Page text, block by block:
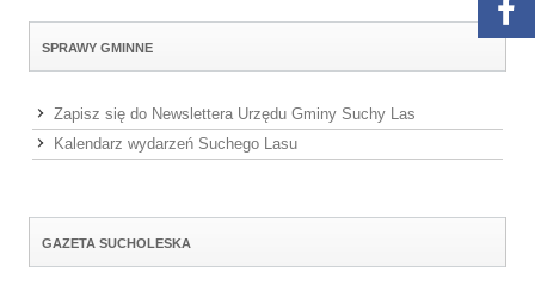
SPRAWY GMINNE
Zapisz się do Newslettera Urzędu Gminy Suchy Las
Kalendarz wydarzeń Suchego Lasu
GAZETA SUCHOLESKA